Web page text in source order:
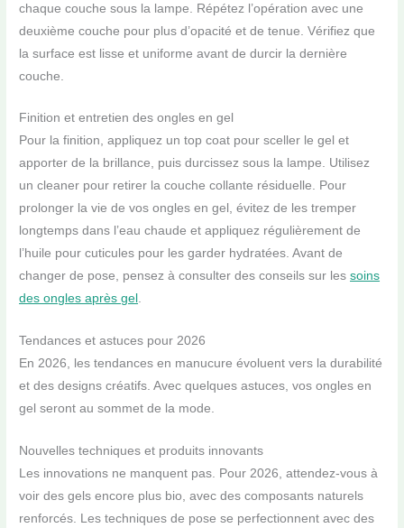
chaque couche sous la lampe. Répétez l’opération avec une
deuxième couche pour plus d’opacité et de tenue. Vérifiez que
la surface est lisse et uniforme avant de durcir la dernière
couche.
Finition et entretien des ongles en gel
Pour la finition, appliquez un top coat pour sceller le gel et
apporter de la brillance, puis durcissez sous la lampe. Utilisez
un cleaner pour retirer la couche collante résiduelle. Pour
prolonger la vie de vos ongles en gel, évitez de les tremper
longtemps dans l’eau chaude et appliquez régulièrement de
l’huile pour cuticules pour les garder hydratées. Avant de
changer de pose, pensez à consulter des conseils sur lessoins
des ongles après gel .
Tendances et astuces pour 2026
En 2026, les tendances en manucure évoluent vers la durabilité
et des designs créatifs. Avec quelques astuces, vos ongles en
gel seront au sommet de la mode.
Nouvelles techniques et produits innovants
Les innovations ne manquent pas. Pour 2026, attendez-vous à
voir des gels encore plus bio, avec des composants naturels
renforcés. Les techniques de pose se perfectionnent avec des